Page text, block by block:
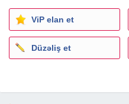
xidmətimizlə tanış olun!
ViP elan et
Düzəliş et